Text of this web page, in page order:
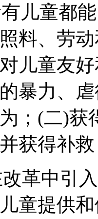
儿童都
料、劳
儿童友
暴力、
；(二)获
获得补
革中引
童提供